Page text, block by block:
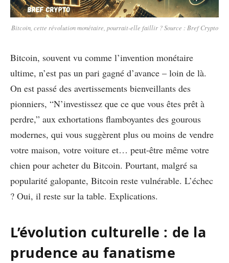
Bitcoin, cette révolution monétaire, pourrait-elle faillir ? Source : Bref Crypto
Bitcoin, souvent vu comme l’invention monétaire
ultime, n’est pas un pari gagné d’avance – loin de là.
On est passé des avertissements bienveillants des
pionniers, “N’investissez que ce que vous êtes prêt à
perdre,” aux exhortations flamboyantes des gourous
modernes, qui vous suggèrent plus ou moins de vendre
votre maison, votre voiture et… peut-être même votre
chien pour acheter du Bitcoin. Pourtant, malgré sa
popularité galopante, Bitcoin reste vulnérable. L’échec
? Oui, il reste sur la table. Explications.
L’évolution culturelle : de la
prudence au fanatisme